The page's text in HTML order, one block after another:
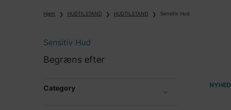
Hjem HUDTILSTAND HUDTILSTAND Sensitiv Hud
Sensitiv Hud
Sensitiv Hud
Begræns efter
Category NYHED